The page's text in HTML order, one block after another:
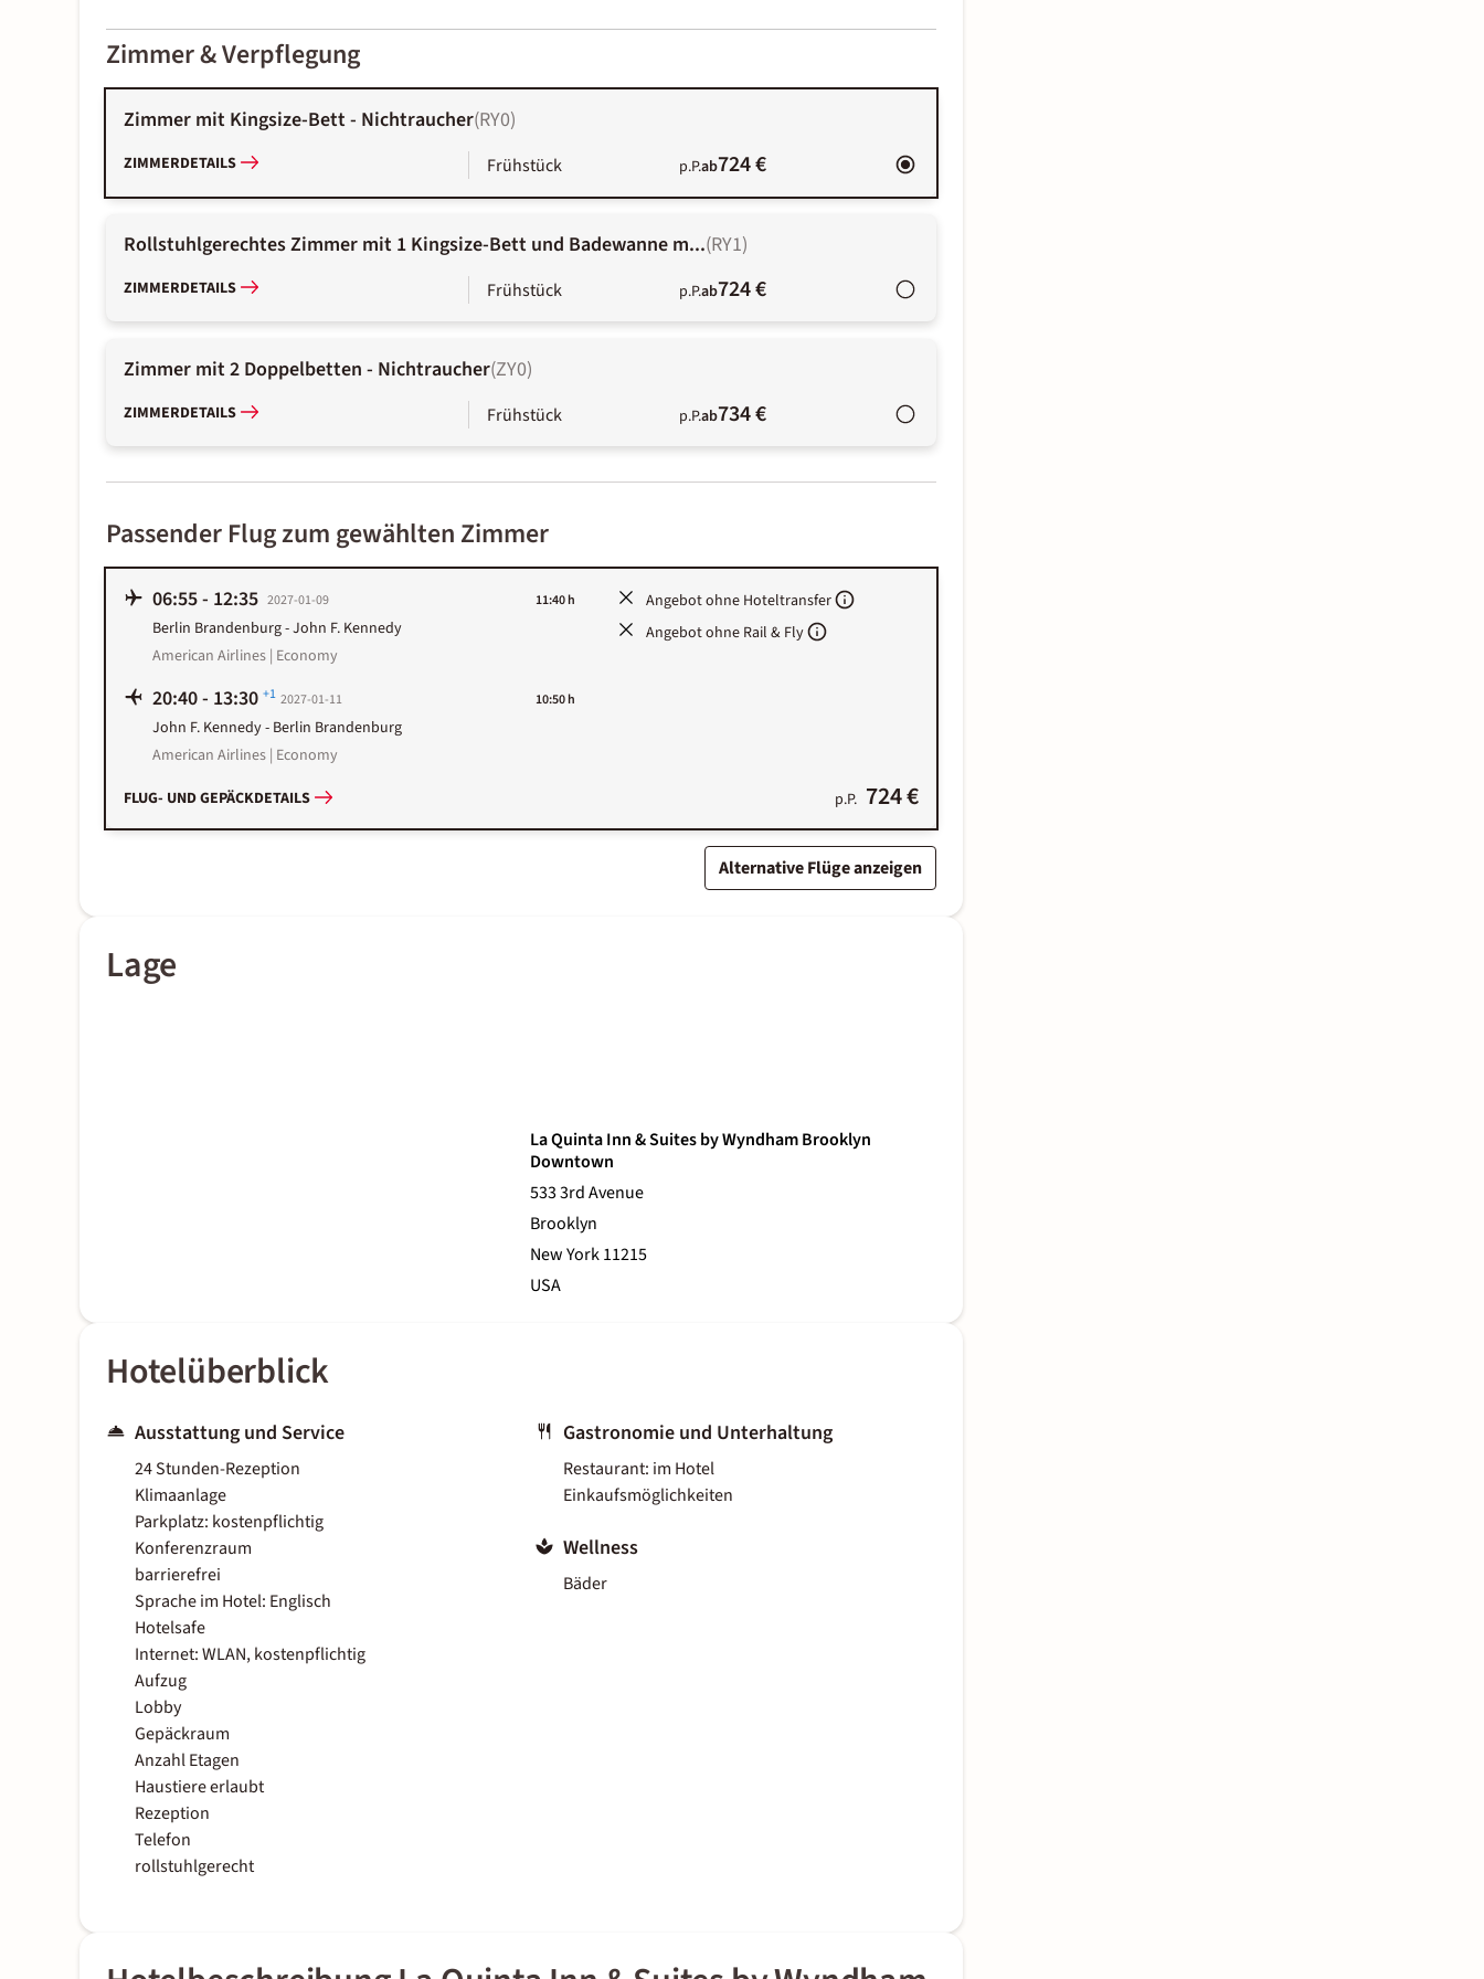
01-02
Zimmer & Verpflegung
Zimmer mit Kingsize-Bett - Nichtraucher(RY0)
ZIMMERDETAILS Frühstück p.P.ab724 €
Rollstuhlgerechtes Zimmer mit 1 Kingsize-Bett und Badewanne m...(RY1)
ZIMMERDETAILS Frühstück p.P.ab724 €
Zimmer mit 2 Doppelbetten - Nichtraucher(ZY0)
ZIMMERDETAILS Frühstück p.P.ab734 €
Passender Flug zum gewählten Zimmer
06:55- 12:35 2027-01-09 11:40 h
Berlin Brandenburg-John F. Kennedy
American Airlines | Economy
20:40- 13:30 +1 2027-01-11 10:50 h
John F. Kennedy- Berlin Brandenburg
American Airlines | Economy
FLUG- UND GEPÄCKDETAILS
Angebot ohne Hoteltransfer
Angebot ohne Rail & Fly
p.P. 724 €
Alternative Flüge anzeigen
Lage
La Quinta Inn & Suites by Wyndham Brooklyn
Downtown
533 3rd Avenue
Brooklyn
New York 11215
USA
Hotelüberblick
Ausstattung und Service
24 Stunden-Rezeption
Klimaanlage
Parkplatz: kostenpflichtig
Konferenzraum
barrierefrei
Sprache im Hotel: Englisch
Hotelsafe
Internet: WLAN, kostenpflichtig
Aufzug
Lobby
Gepäckraum
Anzahl Etagen
Haustiere erlaubt
Rezeption
Telefon
rollstuhlgerecht
Gastronomie und Unterhaltung
Restaurant: im Hotel
Einkaufsmöglichkeiten
Wellness
Bäder